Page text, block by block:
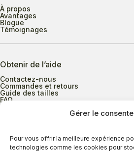
Gérer le
Pour vous offrir la meilleure expérience
technologies comme les cookies pour
À propos
Avantages
Blogue
Témoignages
Obtenir de l’aide
Contactez-nous
Commandes et retours
Guide des tailles
FAQ
Heures d’ouverture